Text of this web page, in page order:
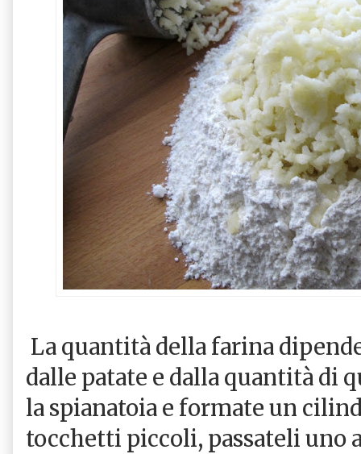
La quantità della farina
dalle patate e dalla quantità di
la spianatoia e formate un
tocchetti piccoli, passateli uno